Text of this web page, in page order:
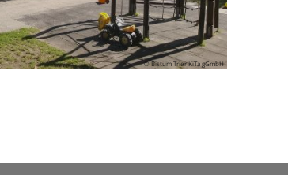
© Bistum Trier KiTa gGmbH